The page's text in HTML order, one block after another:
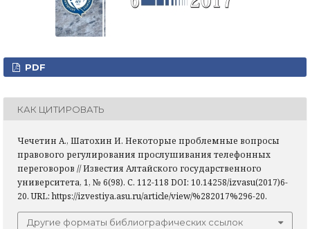
PDF
КАК ЦИТИРОВАТЬ
Чечетин А., Шатохин И. Некоторые проблемные вопросы
правового регулирования прослушивания телефонных
переговоров // Известия Алтайского государственного
университета, 1, № 6(98). С. 112-118 DOI: 10.14258/izvasu(2017)6-
20. URL: https://izvestiya.asu.ru/article/view/%282017%296-20.
Другие форматы библиографических ссылок